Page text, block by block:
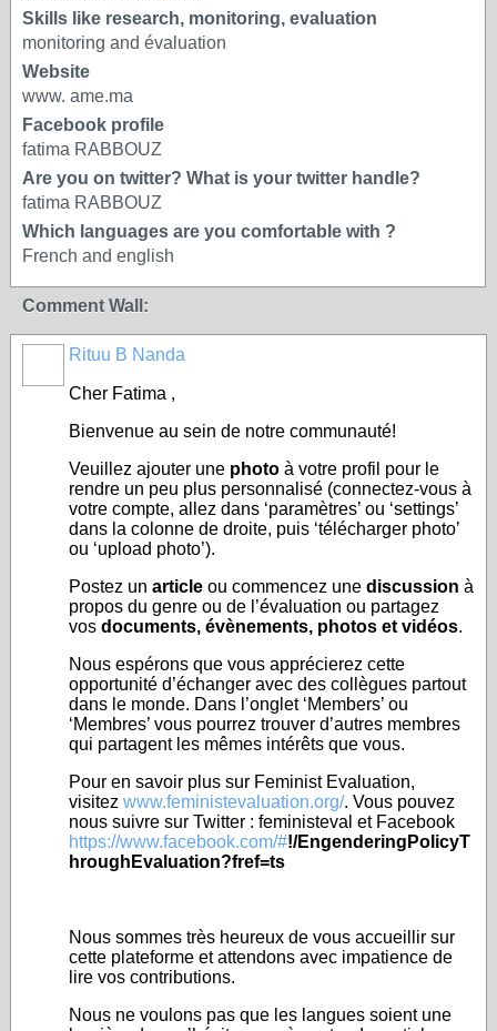
Skills like research, monitoring, evaluation
monitoring and évaluation
Website
www. ame.ma
Facebook profile
fatima RABBOUZ
Are you on twitter? What is your twitter handle?
fatima RABBOUZ
Which languages are you comfortable with ?
French and english
Comment Wall:
Rituu B Nanda
Cher Fatima ,
Bienvenue au sein de notre communauté!
Veuillez ajouter une photo à votre profil pour le
rendre un peu plus personnalisé (connectez-vous à
votre compte, allez dans ‘paramètres’ ou ‘settings’
dans la colonne de droite, puis ‘télécharger photo’
ou ‘upload photo’).
Postez un article ou commencez une discussion à
propos du genre ou de l’évaluation ou partagez
vos documents, évènements, photos et vidéos.
Nous espérons que vous apprécierez cette
opportunité d’échanger avec des collègues partout
dans le monde. Dans l’onglet ‘Members’ ou
‘Membres’ vous pourrez trouver d’autres membres
qui partagent les mêmes intérêts que vous.
Pour en savoir plus sur Feminist Evaluation,
visitez www.feministevaluation.org/. Vous pouvez
nous suivre sur Twitter : feministeval et Facebook
https://www.facebook.com/#!/EngenderingPolicyT
hroughEvaluation?fref=ts
Nous sommes très heureux de vous accueillir sur
cette plateforme et attendons avec impatience de
lire vos contributions.
Nous ne voulons pas que les langues soient une